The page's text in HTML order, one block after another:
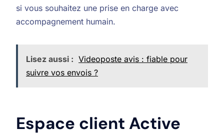
si vous souhaitez une prise en charge avec
accompagnement humain.
Lisez aussi : Videoposte avis : fiable pour
suivre vos envois ?
Espace client Active